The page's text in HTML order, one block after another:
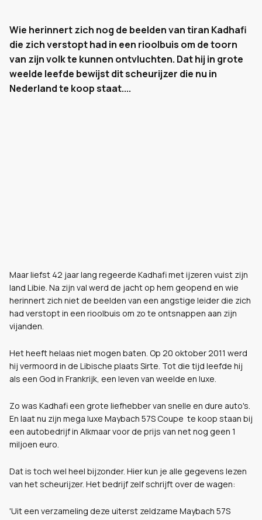
Wie herinnert zich nog de beelden van tiran Kadhafi
die zich verstopt had in een rioolbuis om de toorn
van zijn volk te kunnen ontvluchten. Dat hij in grote
weelde leefde bewijst dit scheurijzer die nu in
Nederland te koop staat....
Maar liefst 42 jaar lang regeerde Kadhafi met ijzeren vuist zijn
land Libie. Na zijn val werd de jacht op hem geopend en wie
herinnert zich niet de beelden van een angstige leider die zich
had verstopt in een rioolbuis om zo te ontsnappen aan zijn
vijanden.
Het heeft helaas niet mogen baten. Op 20 oktober 2011 werd
hij vermoord in de Libische plaats Sirte. Tot die tijd leefde hij
als een God in Frankrijk, een leven van weelde en luxe.
Zo was Kadhafi een grote liefhebber van snelle en dure auto's.
En laat nu zijn mega luxe Maybach 57S Coupe te koop staan bij
een autobedrijf in Alkmaar voor de prijs van net nog geen 1
miljoen euro.
Dat is toch wel heel bijzonder. Hier kun je alle gegevens lezen
van het scheurijzer. Het bedrijf zelf schrijft over de wagen:
'Uit een verzameling deze uiterst zeldzame Maybach 57S